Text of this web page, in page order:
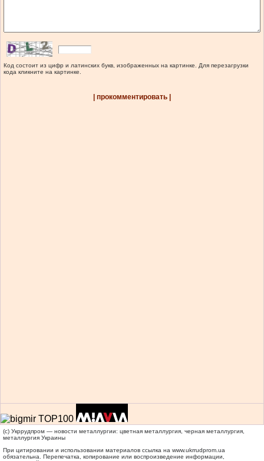
Код состоит из цифр и латинских букв, изображенных на картинке. Для перезагрузки
кода кликните на картинке.
| прокомментировать |
(c) Укррудпром — новости металлургии: цветная металлургия, черная металлургия,
металлургия Украины
При цитировании и использовании материалов ссылка на www.ukrrudprom.ua
обязательна. Перепечатка, копирование или воспроизведение информации,